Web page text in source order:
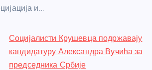
и…
Социјалисти Крушевца подржавају
кандидатуру Александра Вучића за
председника Србије